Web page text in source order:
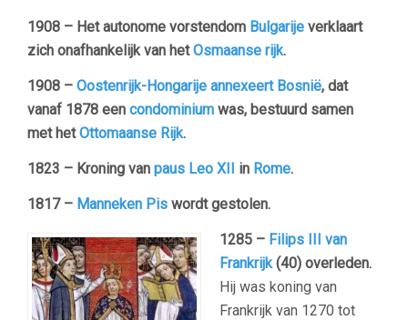
1908 – Het autonome vorstendom Bulgarije verklaart
zich onafhankelijk van hetOsmaanse rijk.
1908 – Oostenrijk-Hongarije annexeert Bosnië, dat
vanaf 1878 een condominium was, bestuurd samen
met hetOttomaanse Rijk.
1823 – Kroning van paus Leo XII in Rome.
1817 – Manneken Pis wordt gestolen.
1285 – Filips III van
Frankrijk(40) overleden.
Hij was koning van
Frankrijk van 1270 tot